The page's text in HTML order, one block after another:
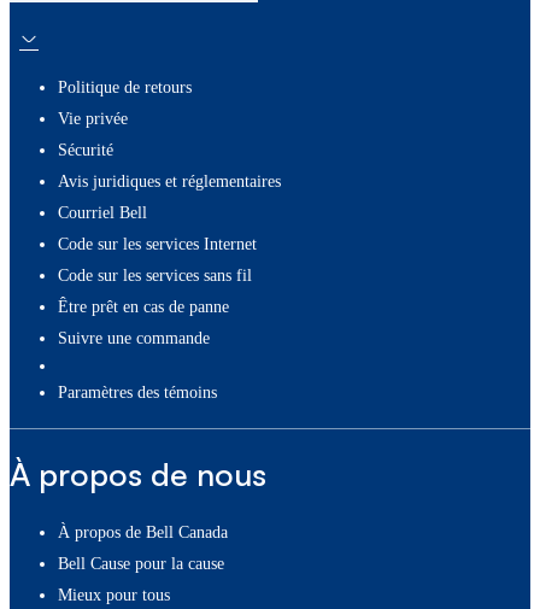
Politique de retours
Vie privée
Sécurité
Avis juridiques et réglementaires
Courriel Bell
Code sur les services Internet
Code sur les services sans fil
Être prêt en cas de panne
Suivre une commande
paramètres des témoins
À propos de nous
À propos de Bell Canada
Bell Cause pour la cause
Mieux pour tous